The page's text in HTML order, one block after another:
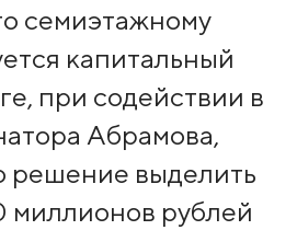
семиэтажному
капитальный
при содействии в
Абрамова,
решение выделить
миллионов рублей